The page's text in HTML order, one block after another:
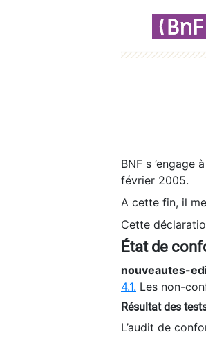
BNF s
février 2005.
A cette fin, il
Cette
État de
nouveautes-
4.1. Les non-
Résultat des
L’audit de